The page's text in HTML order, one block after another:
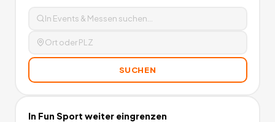
SUCHEN
In Fun Sport weiter eingrenzen